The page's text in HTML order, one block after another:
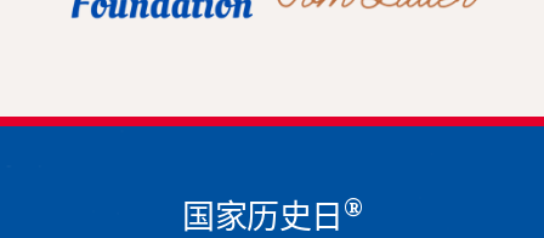
国家历史日 ®